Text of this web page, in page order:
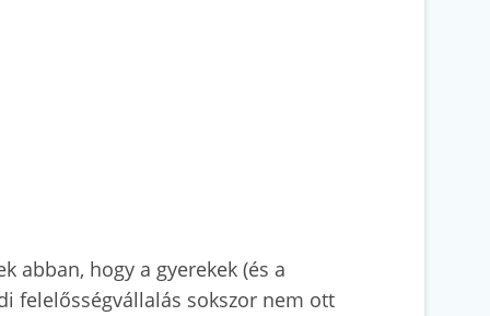
abban, hogy a gyerekek (és a
felelősségvállalás sokszor nem ott